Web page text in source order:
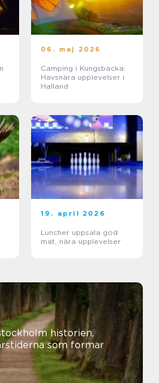
06. maj 2026
Camping i Kungsbacka:
Havsnära upplevelser i
Halland
19. april 2026
Luncher uppsala god
mat, nära upplevelser
historien,
som formar